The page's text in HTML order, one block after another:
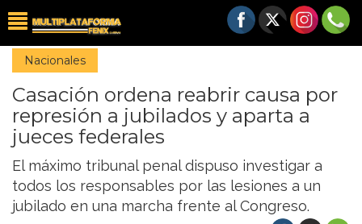
Nacionales
Casación ordena reabrir causa por
represión a jubilados y aparta a
jueces federales
El máximo tribunal penal dispuso investigar a
todos los responsables por las lesiones a un
jubilado en una marcha frente al Congreso.